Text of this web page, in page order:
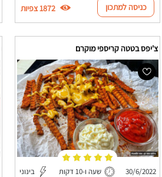
כניסה למתכון 1872 צפיות
צ'יפס בטטה קריספי מוקרם
30/6/2022 שעה ו-10 דקות בינוני